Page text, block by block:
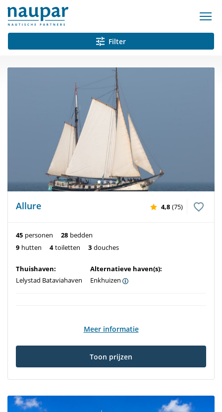
Filter
Allure 4,8 (75)
45 personen 28 bedden
9 hutten 4 toiletten 3 douches
Thuishaven:
Lelystad Bataviahaven
Alternatieve haven(s):
Enkhuizen
Meer informatie
Toon prijzen